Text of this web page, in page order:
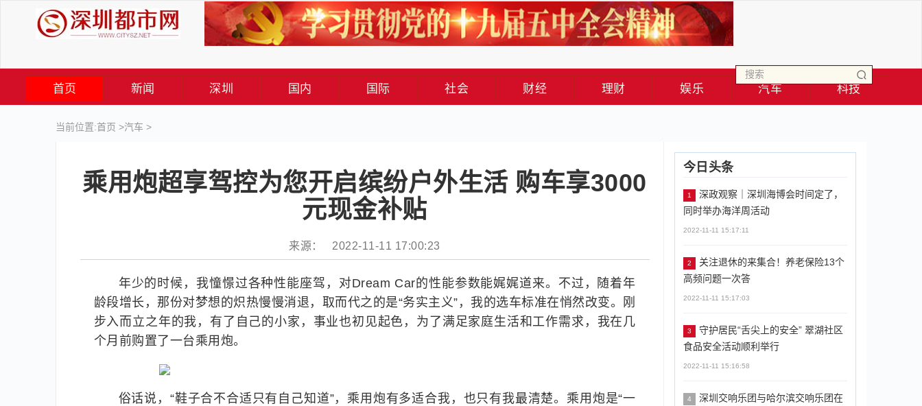
首页 新闻 深圳 国内 国际 社会 财经 理财 娱乐 汽车 科技
当前位置:首页 >汽车 >
乘用炮超享驾控为您开启缤纷户外生活 购车享3000
元现金补贴
来源： 2022-11-11 17:00:23
年少的时候，我憧憬过各种性能座驾，对Dream Car的性能参数能娓娓道来。不过，随着年
龄段增长，那份对梦想的炽热慢慢消退，取而代之的是“务实主义”，我的选车标准在悄然改变。刚
步入而立之年的我，有了自己的小家，事业也初见起色，为了满足家庭生活和工作需求，我在几
个月前购置了一台乘用炮。
俗话说，“鞋子合不合适只有自己知道”，乘用炮有多适合我，也只有我最清楚。乘用炮是“一
今日头条
1
深政观察｜深圳海博会时间定了，
同时举办海洋周活动
2022-11-11 15:17:11
2
关注退休的来集合！养老保险13个
高频问题一次答
2022-11-11 15:17:03
3
守护居民“舌尖上的安全” 翠湖社区
食品安全活动顺利举行
2022-11-11 15:16:58
4
深圳交响乐团与哈尔滨交响乐团在